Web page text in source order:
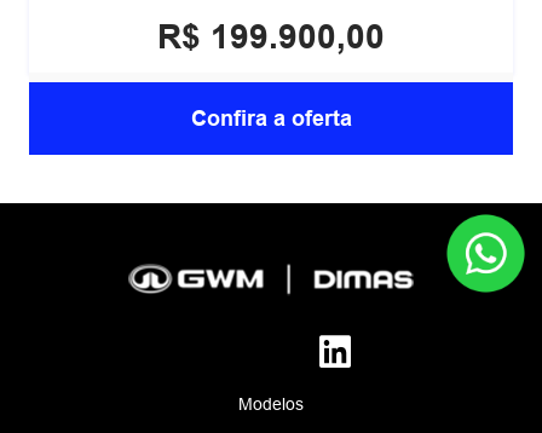
R$ 199.900,00
Confira a oferta
Modelos